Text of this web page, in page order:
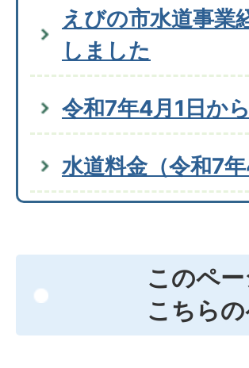
えびの市水道事業
しました
令和7年4月1日か
水道料金（令和7
このペ
こちら